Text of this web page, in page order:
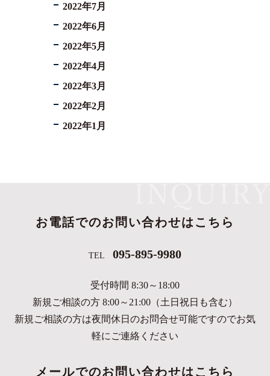
2022年7月
2022年6月
2022年5月
2022年4月
2022年3月
2022年2月
2022年1月
お電話でのお問い合わせはこちら
TEL 095-895-9980
受付時間 8:30～18:00
新規ご相談の方 8:00～21:00（土日祝日も含む）
新規ご相談の方は夜間休日のお問合せ可能ですのでお気
軽にご連絡ください
メールでのお問い合わせはこちら